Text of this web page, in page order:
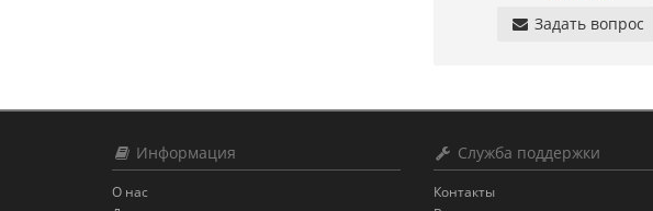
Задать вопрос
Информация
О нас
Служба поддержки
Контакты